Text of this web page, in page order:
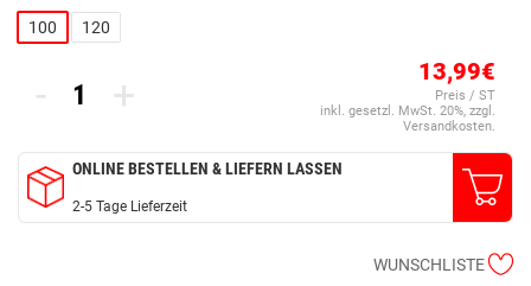
100 120
- + 13,99€
Preis / ST
inkl. gesetzl. MwSt. 20%, zzgl.
Versandkosten.
ONLINE BESTELLEN & LIEFERN LASSEN
2-5 Tage Lieferzeit
WUNSCHLISTE